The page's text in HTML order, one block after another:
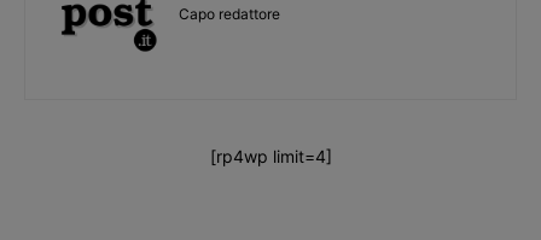
Capo redattore
[rp4wp limit=4]